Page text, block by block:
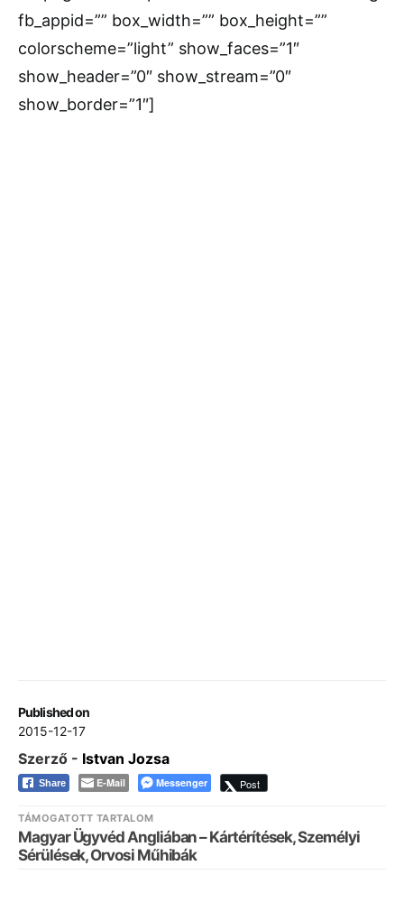
Published on
2015-12-17
fb_appid=”” box_width=”” box_height=””
colorscheme=”light” show_faces=”1″
show_header=”0″ show_stream=”0″
show_border=”1″]
Szerző - Istvan Jozsa
Share E-Mail Messenger Post
TÁMOGATOTT TARTALOM
Magyar Ügyvéd Angliában – Kártérítések, Személyi
Sérülések, Orvosi Műhibák